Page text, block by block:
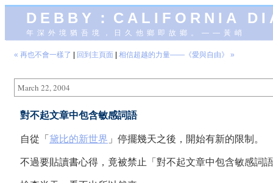
DEBBY：CALIFORNIA
年深外境猶吾境，日久他鄉即故鄉。——黃峭
« 再也不會一樣了 回到主頁面 相信超越的力量——《愛與自由》 »
March 22, 2004
對不起文章中包含敏感詞語
自從「黛比的新世界 」停擺幾天之後，開始有新的限制。
不過要貼讀書心得，竟被禁止「對不起文章中包含敏感詞